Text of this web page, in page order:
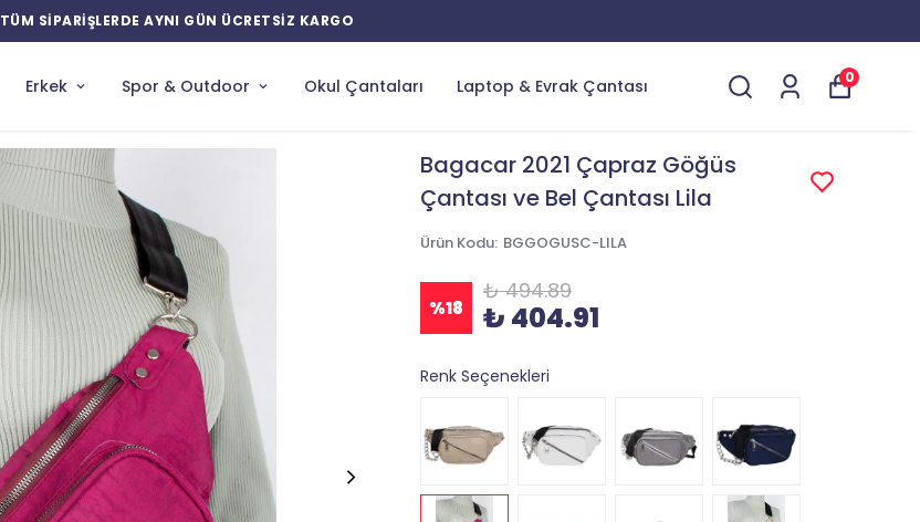
TÜM SİPARİŞLERDE AYNI GÜN ÜCRETSİZ KARGO
Erkek Spor & Outdoor Okul Çantaları Laptop & Evrak Çantası 0
Bagacar 2021 Çapraz Göğüs
Çantası ve Bel Çantası Lila
Ürün Kodu: BGGOGUSC-LILA
%18
₺ 494.89
₺ 404.91
Renk Seçenekleri